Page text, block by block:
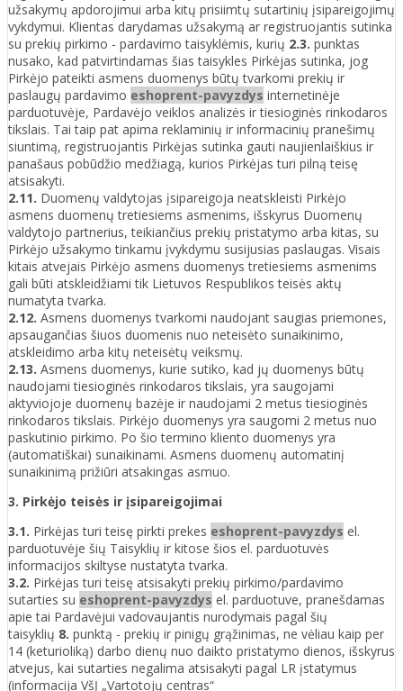
užsakymų apdorojimui arba kitų prisiimtų sutartinių įsipareigojimų
vykdymui. Klientas darydamas užsakymą ar registruojantis sutinka
su prekių pirkimo - pardavimo taisyklėmis, kurių 2.3. punktas
nusako, kad patvirtindamas šias taisykles Pirkėjas sutinka, jog
Pirkėjo pateikti asmens duomenys būtų tvarkomi prekių ir
paslaugų pardavimo eshoprent-pavyzdys internetinėje
parduotuvėje, Pardavėjo veiklos analizės ir tiesioginės rinkodaros
tikslais. Tai taip pat apima reklaminių ir informacinių pranešimų
siuntimą, registruojantis Pirkėjas sutinka gauti naujienlaiškius ir
panašaus pobūdžio medžiagą, kurios Pirkėjas turi pilną teisę
atsisakyti.
2.11. Duomenų valdytojas įsipareigoja neatskleisti Pirkėjo
asmens duomenų tretiesiems asmenims, išskyrus Duomenų
valdytojo partnerius, teikiančius prekių pristatymo arba kitas, su
Pirkėjo užsakymo tinkamu įvykdymu susijusias paslaugas. Visais
kitais atvejais Pirkėjo asmens duomenys tretiesiems asmenims
gali būti atskleidžiami tik Lietuvos Respublikos teisės aktų
numatyta tvarka.
2.12. Asmens duomenys tvarkomi naudojant saugias priemones,
apsaugančias šiuos duomenis nuo neteisėto sunaikinimo,
atskleidimo arba kitų neteisėtų veiksmų.
2.13. Asmens duomenys, kurie sutiko, kad jų duomenys būtų
naudojami tiesioginės rinkodaros tikslais, yra saugojami
aktyviojoje duomenų bazėje ir naudojami 2 metus tiesioginės
rinkodaros tikslais. Pirkėjo duomenys yra saugomi 2 metus nuo
paskutinio pirkimo. Po šio termino kliento duomenys yra
(automatiškai) sunaikinami. Asmens duomenų automatinį
sunaikinimą prižiūri atsakingas asmuo.
3. Pirkėjo teisės ir įsipareigojimai
3.1. Pirkėjas turi teisę pirkti prekes eshoprent-pavyzdys el.
parduotuvėje šių Taisyklių ir kitose šios el. parduotuvės
informacijos skiltyse nustatyta tvarka.
3.2. Pirkėjas turi teisę atsisakyti prekių pirkimo/pardavimo
sutarties su eshoprent-pavyzdys el. parduotuve, pranešdamas
apie tai Pardavėjui vadovaujantis nurodymais pagal šių
taisyklių 8. punktą - prekių ir pinigų grąžinimas, ne vėliau kaip per
14 (keturioliką) darbo dienų nuo daikto pristatymo dienos, išskyrus
atvejus, kai sutarties negalima atsisakyti pagal LR įstatymus
(informacija VšĮ „Vartotojų centras“